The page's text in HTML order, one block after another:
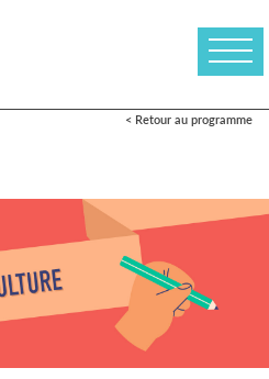
< Retour au programme